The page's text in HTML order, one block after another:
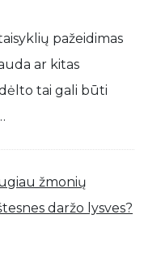
pažeidimas
ar kitas
tai gali būti
žmonių
daržo lysves?